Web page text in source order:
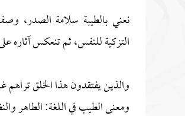
نعني بالطيبة سلامة الصدر،
التزكية للنفس، ثم تنعكس آثاره
والذين يفتقدون هذا الخلق
ومعنى الطيب في اللغة: الطاهر